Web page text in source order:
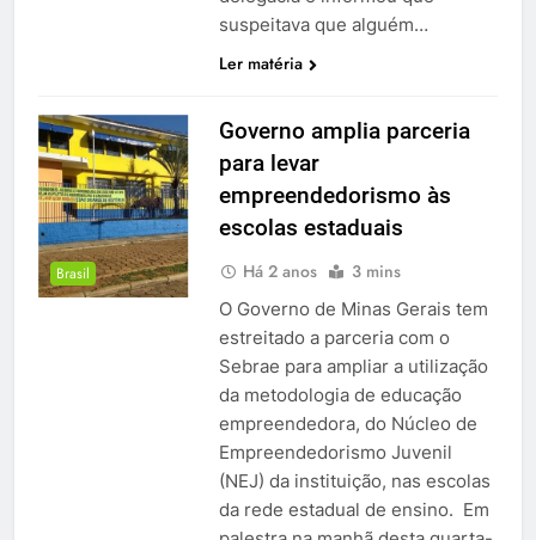
suspeitava que alguém…
Ler matéria
Brasil
Governo amplia parceria
para levar
empreendedorismo às
escolas estaduais
Há 2 anos 3 mins
O Governo de Minas Gerais tem
estreitado a parceria com o
Sebrae para ampliar a utilização
da metodologia de educação
empreendedora, do Núcleo de
Empreendedorismo Juvenil
(NEJ) da instituição, nas escolas
da rede estadual de ensino. Em